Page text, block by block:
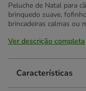
Peluche de Natal para
brinquedo suave,
brincadeiras calmas ou
Ver descrição completa
Características